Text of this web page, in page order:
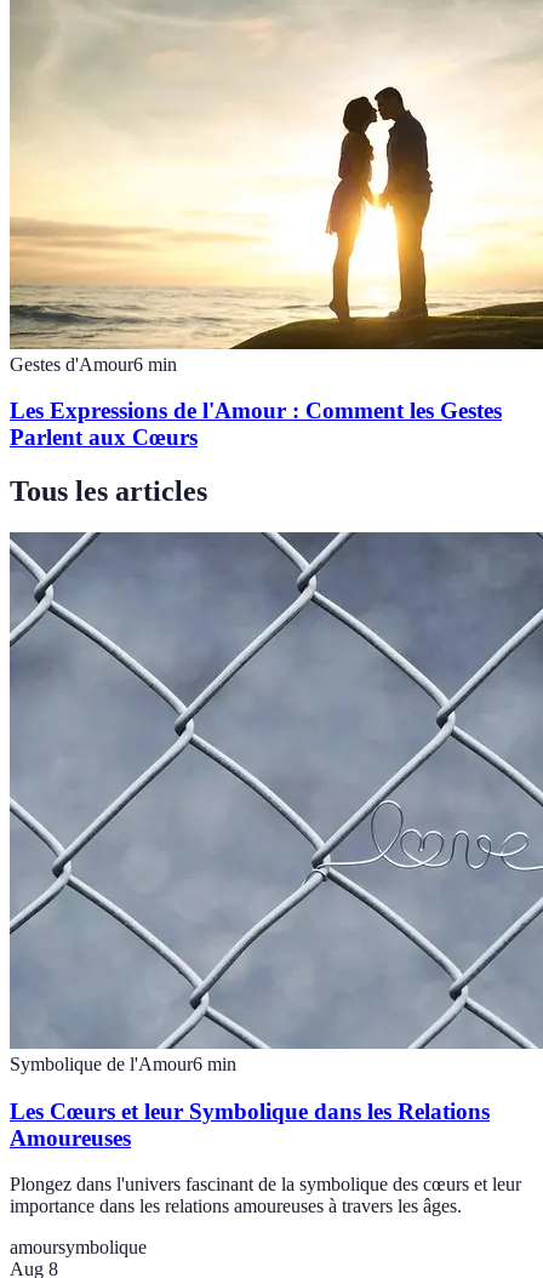
Gestes d'Amour6 min
Les Expressions de l'Amour : Comment les Gestes
Parlent aux Cœurs
Tous les articles
Symbolique de l'Amour6 min
Les Cœurs et leur Symbolique dans les Relations
Amoureuses
Plongez dans l'univers fascinant de la symbolique des cœurs et leur
importance dans les relations amoureuses à travers les âges.
amoursymbolique
Aug 8